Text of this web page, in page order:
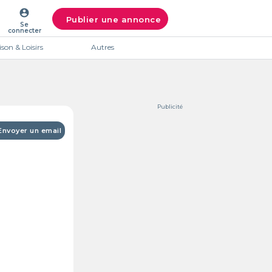
account_circle
Se
connecter
Publier une annonce
& Loisirs Autres
un email
Publicité